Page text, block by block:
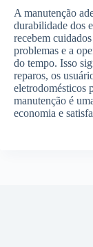
A manutenção
durabilidade dos
recebem
problemas e a
do tempo. Isso
reparos, os
eletrodomésticos
manutenção é
economia e